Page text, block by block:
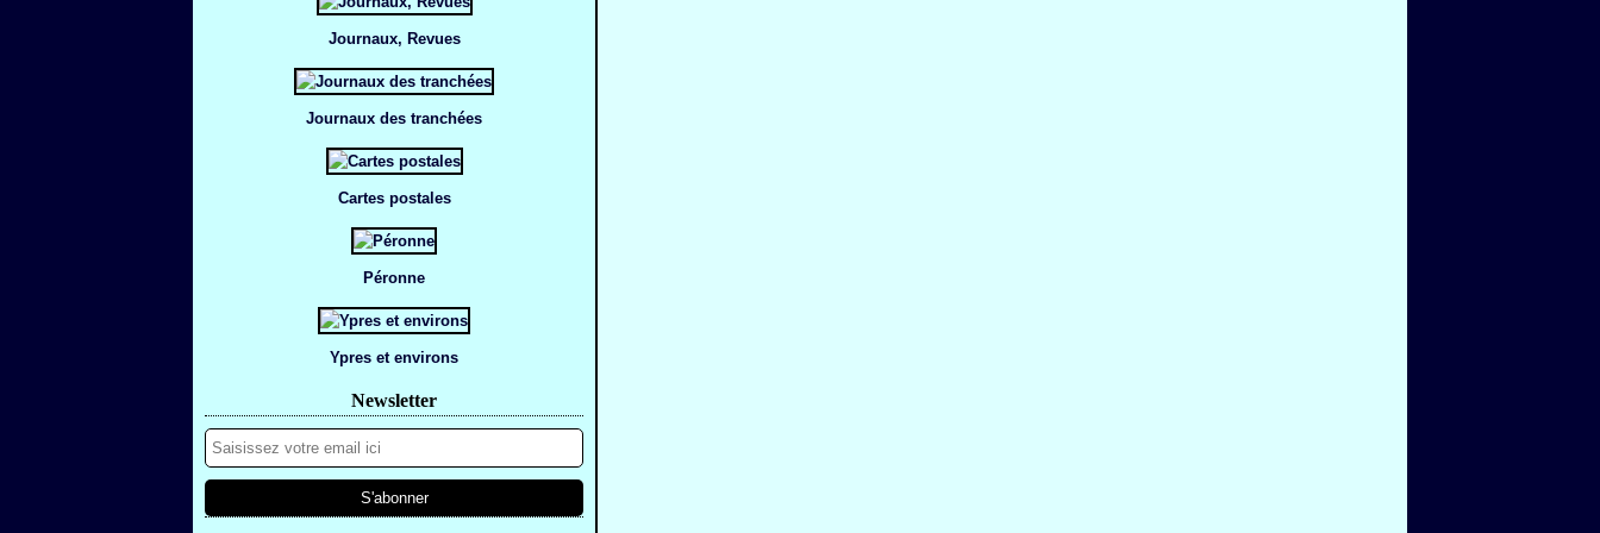
Journaux, Revues
Journaux des tranchées
Cartes postales
Péronne
Ypres et environs
Newsletter